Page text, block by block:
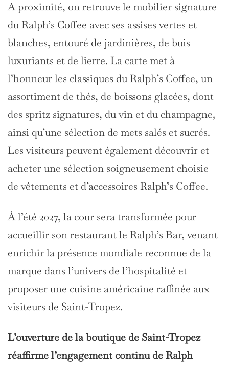
A proximité, on retrouve le mobilier signature
du Ralph’s Coffee avec ses assises vertes et
blanches, entouré de jardinières, de buis
luxuriants et de lierre. La carte met à
l’honneur les classiques du Ralph’s Coffee, un
assortiment de thés, de boissons glacées, dont
des spritz signatures, du vin et du champagne,
ainsi qu’une sélection de mets salés et sucrés.
Les visiteurs peuvent également découvrir et
acheter une sélection soigneusement choisie
de vêtements et d’accessoires Ralph’s Coffee.
À l’été 2027, la cour sera transformée pour
accueillir son restaurant le Ralph’s Bar, venant
enrichir la présence mondiale reconnue de la
marque dans l’univers de l’hospitalité et
proposer une cuisine américaine raffinée aux
visiteurs de Saint-Tropez.
L’ouverture de la boutique de Saint-Tropez
réaffirme l’engagement continu de Ralph